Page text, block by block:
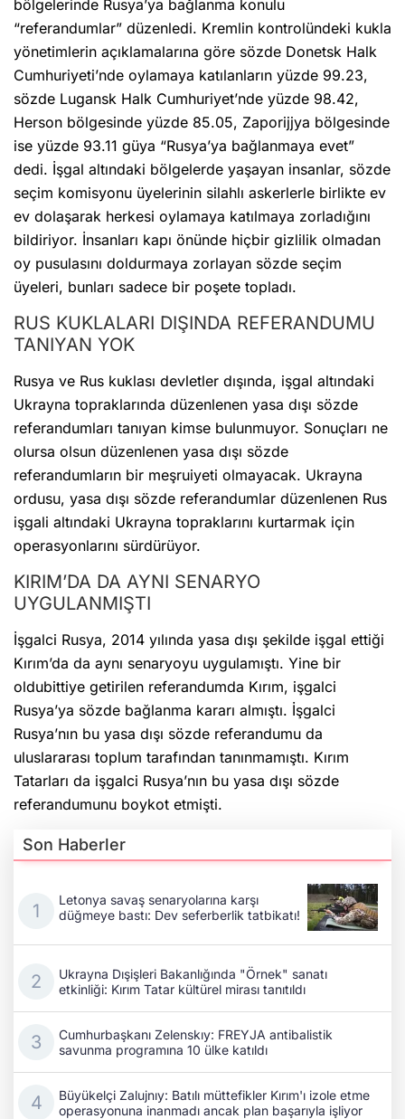
bölgelerinde Rusya’ya bağlanma konulu
“referandumlar” düzenledi. Kremlin kontrolündeki kukla
yönetimlerin açıklamalarına göre sözde Donetsk Halk
Cumhuriyeti’nde oylamaya katılanların yüzde 99.23,
sözde Lugansk Halk Cumhuriyet’nde yüzde 98.42,
Herson bölgesinde yüzde 85.05, Zaporijjya bölgesinde
ise yüzde 93.11 güya “Rusya’ya bağlanmaya evet”
dedi. İşgal altındaki bölgelerde yaşayan insanlar, sözde
seçim komisyonu üyelerinin silahlı askerlerle birlikte ev
ev dolaşarak herkesi oylamaya katılmaya zorladığını
bildiriyor. İnsanları kapı önünde hiçbir gizlilik olmadan
oy pusulasını doldurmaya zorlayan sözde seçim
üyeleri, bunları sadece bir poşete topladı.
RUS KUKLALARI DIŞINDA REFERANDUMU
TANIYAN YOK
Rusya ve Rus kuklası devletler dışında, işgal altındaki
Ukrayna topraklarında düzenlenen yasa dışı sözde
referandumları tanıyan kimse bulunmuyor. Sonuçları ne
olursa olsun düzenlenen yasa dışı sözde
referandumların bir meşruiyeti olmayacak. Ukrayna
ordusu, yasa dışı sözde referandumlar düzenlenen Rus
işgali altındaki Ukrayna topraklarını kurtarmak için
operasyonlarını sürdürüyor.
KIRIM’DA DA AYNI SENARYO
UYGULANMIŞTI
İşgalci Rusya, 2014 yılında yasa dışı şekilde işgal ettiği
Kırım’da da aynı senaryoyu uygulamıştı. Yine bir
oldubittiye getirilen referandumda Kırım, işgalci
Rusya’ya sözde bağlanma kararı almıştı. İşgalci
Rusya’nın bu yasa dışı sözde referandumu da
uluslararası toplum tarafından tanınmamıştı. Kırım
Tatarları da işgalci Rusya’nın bu yasa dışı sözde
referandumunu boykot etmişti.
Son Haberler
Letonya savaş senaryolarına karşı
düğmeye bastı: Dev seferberlik tatbikatı!
Ukrayna Dışişleri Bakanlığında "Örnek" sanatı
etkinliği: Kırım Tatar kültürel mirası tanıtıldı
Cumhurbaşkanı Zelenskıy: FREYJA antibalistik
savunma programına 10 ülke katıldı
Büyükelçi Zalujnıy: Batılı müttefikler Kırım'ı izole etme
operasyonuna inanmadı ancak plan başarıyla işliyor